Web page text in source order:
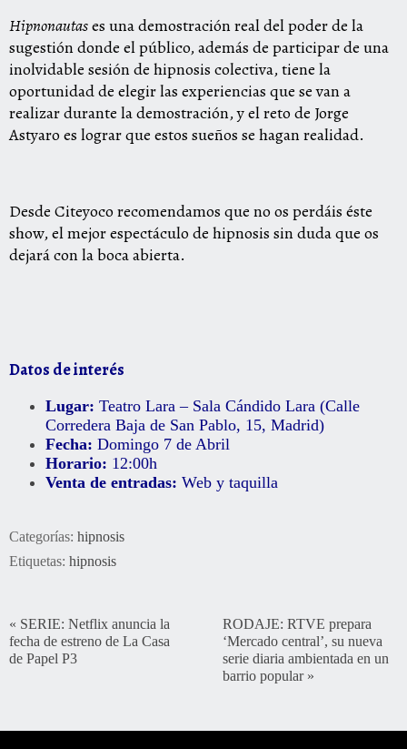
Hipnonautases una demostración real del poder de la
sugestión donde el público, además de participar de una
inolvidable sesión de hipnosis colectiva, tiene la
oportunidad de elegir las experiencias que se van a
realizar durante la demostración, y el reto de Jorge
Astyaro es lograr que estos sueños se hagan realidad.
Desde Citeyoco recomendamos que no os perdáis éste
show, el mejor espectáculo de hipnosis sin duda que os
dejará con la boca abierta.
Datos de interés
Lugar: Teatro Lara – Sala Cándido Lara (Calle
Corredera Baja de San Pablo, 15, Madrid)
Fecha: Domingo 7 de Abril
Horario: 12:00h
Venta de entradas: Web y taquilla
Categorías: hipnosis
Etiquetas: hipnosis
« SERIE: Netflix anuncia la
fecha de estreno de La Casa
de Papel P3
RODAJE: RTVE prepara
‘Mercado central’, su nueva
serie diaria ambientada en un
barrio popular»